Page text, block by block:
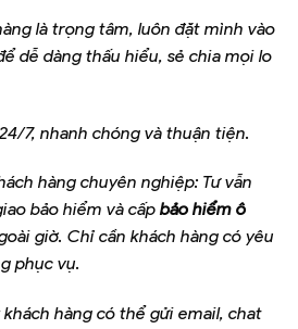
là trọng tâm, luôn đặt mình vào
dễ dàng thấu hiểu, sẻ chia mọi lo
7, nhanh chóng và thuận tiện.
hàng chuyên nghiệp: Tư vẫn
bảo hiểm và cấp bảo hiểm ô
giờ. Chỉ cần khách hàng có yêu
phục vụ.
hàng có thể gửi email, chat